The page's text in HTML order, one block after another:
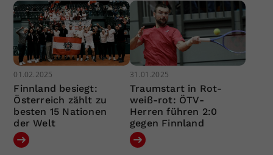
01.02.2025
Finnland besiegt:
Österreich zählt zu
besten 15 Nationen
der Welt
31.01.2025
Traumstart in Rot-
weiß-rot: ÖTV-
Herren führen 2:0
gegen Finnland